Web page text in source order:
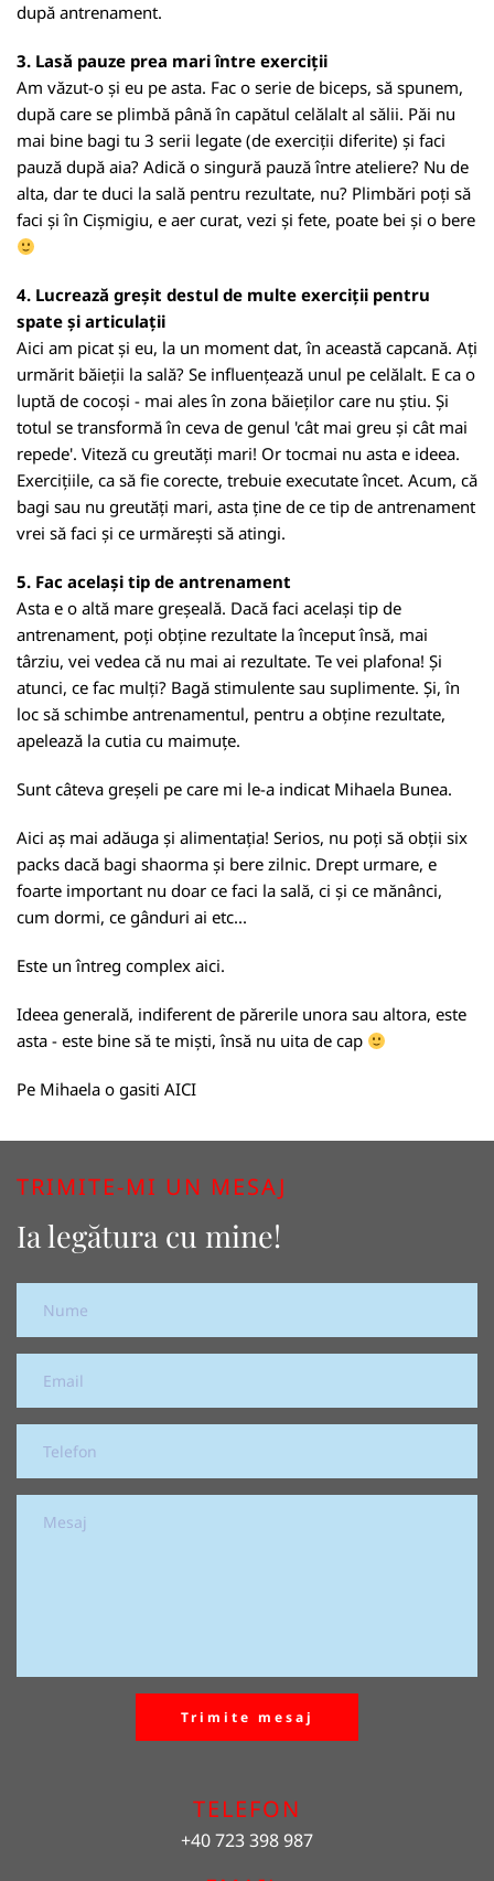
după antrenament.
3. Lasă pauze prea mari între exerciții
Am văzut-o și eu pe asta. Fac o serie de biceps, să spunem,
după care se plimbă până în capătul celălalt al sălii. Păi nu
mai bine bagi tu 3 serii legate (de exerciții diferite) și faci
pauză după aia? Adică o singură pauză între ateliere? Nu de
alta, dar te duci la sală pentru rezultate, nu? Plimbări poți să
faci și în Cișmigiu, e aer curat, vezi și fete, poate bei și o bere
4. Lucrează greșit destul de multe exerciții pentru
spate și articulații
Aici am picat și eu, la un moment dat, în această capcană. Ați
urmărit băieții la sală? Se influențează unul pe celălalt. E ca o
luptă de cocoși - mai ales în zona băieților care nu știu. Și
totul se transformă în ceva de genul 'cât mai greu și cât mai
repede'. Viteză cu greutăți mari! Or tocmai nu asta e ideea.
Exercițiile, ca să fie corecte, trebuie executate încet. Acum, că
bagi sau nu greutăți mari, asta ține de ce tip de antrenament
vrei să faci și ce urmărești să atingi.
5. Fac același tip de antrenament
Asta e o altă mare greșeală. Dacă faci același tip de
antrenament, poți obține rezultate la început însă, mai
târziu, vei vedea că nu mai ai rezultate. Te vei plafona! Și
atunci, ce fac mulți? Bagă stimulente sau suplimente. Și, în
loc să schimbe antrenamentul, pentru a obține rezultate,
apelează la cutia cu maimuțe.
Sunt câteva greșeli pe care mi le-a indicat Mihaela Bunea.
Aici aș mai adăuga și alimentația! Serios, nu poți să obții six
packs dacă bagi shaorma și bere zilnic. Drept urmare, e
foarte important nu doar ce faci la sală, ci și ce mănânci,
cum dormi, ce gânduri ai etc...
Este un întreg complex aici.
Ideea generală, indiferent de părerile unora sau altora, este
asta - este bine să te miști, însă nu uita de cap
Pe Mihaela o gasiti AICI
TRIMITE-MI UN MESAJ
Ia legătura cu mine!
Trimite mesaj
TELEFON
+40 723 398 987